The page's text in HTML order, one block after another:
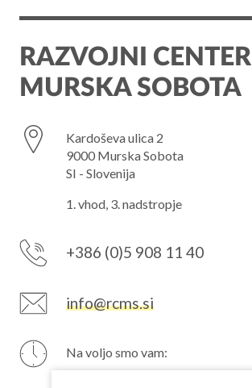
RAZVOJNI CENTER
MURSKA SOBOTA
Kardoševa ulica 2
9000 Murska Sobota
SI - Slovenija
1. vhod, 3. nadstropje
+386 (0)5 908 11 40
info@rcms.si
Na voljo smo vam: